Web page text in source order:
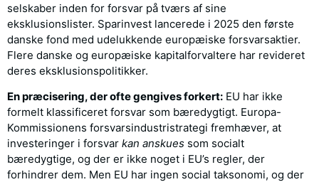
selskaber inden for forsvar på tværs af sine
eksklusionslister. Sparinvest lancerede i 2025 den første
danske fond med udelukkende europæiske forsvarsaktier.
Flere danske og europæiske kapitalforvaltere har revideret
deres eksklusionspolitikker.
En præcisering, der ofte gengives forkert: EU har ikke
formelt klassificeret forsvar som bæredygtigt. Europa-
Kommissionens forsvarsindustristrategi fremhæver, at
investeringer i forsvar kan anskues som socialt
bæredygtige, og der er ikke noget i EU’s regler, der
forhindrer dem. Men EU har ingen social taksonomi, og der